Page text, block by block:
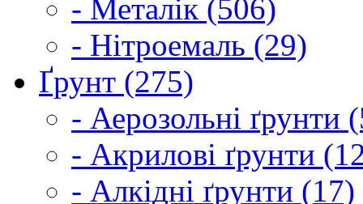
- Металік (506)
- Нітроемаль (29)
Ґрунт (275)
- Аерозольні ґрунти
- Акрилові ґрунти
- Алкідні ґрунти (17)